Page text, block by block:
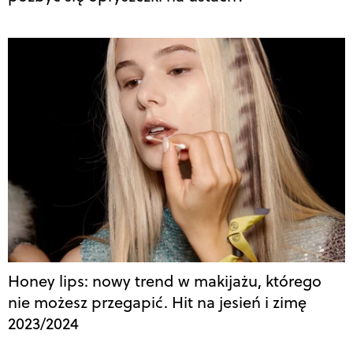
Honey lips: nowy trend w makijażu, którego
nie możesz przegapić. Hit na jesień i zimę
2023/2024